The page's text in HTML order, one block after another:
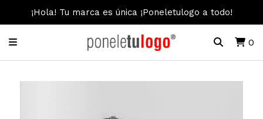
¡Hola! Tu marca es única ¡Poneletulogo a todo!
0